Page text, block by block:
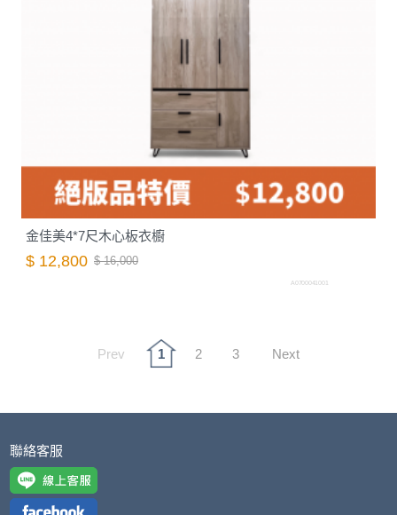
金佳美4*7尺木心板衣櫥
$ 12,800 $ 16,000
A0700041001
Prev 1 2 3 Next
聯絡客服